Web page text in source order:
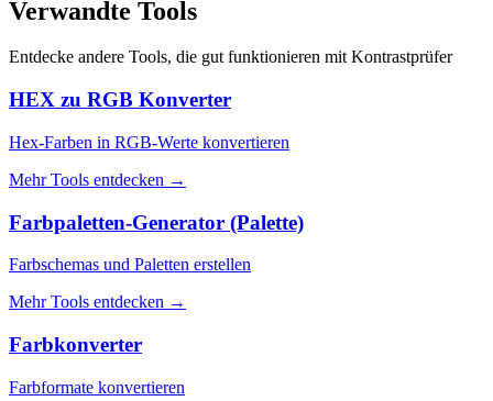
Verwandte Tools
Entdecke andere Tools, die gut funktionieren mit Kontrastprüfer
HEX zu RGB Konverter
Hex-Farben in RGB-Werte konvertieren
Mehr Tools entdecken →
Farbpaletten-Generator (Palette)
Farbschemas und Paletten erstellen
Mehr Tools entdecken →
Farbkonverter
Farbformate konvertieren